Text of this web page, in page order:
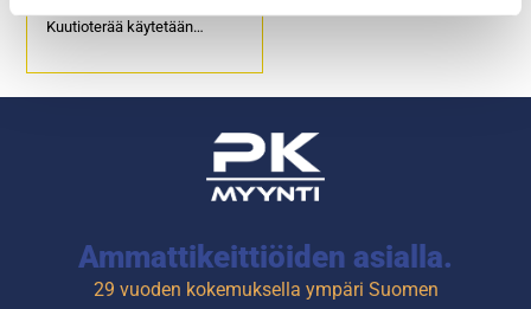
Kuutioterää käytetään
kanssa.
Ammattikeittiöiden asialla.
29 vuoden kokemuksella ympäri Suomen